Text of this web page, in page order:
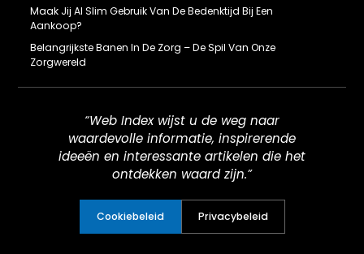
Maak Jij Al Slim Gebruik Van De Bedenktijd Bij Een
Aankoop?
Belangrijkste Banen In De Zorg – De Spil Van Onze
Zorgwereld
“Web Index wijst u de weg naar
waardevolle informatie, inspirerende
ideeën en interessante artikelen die het
ontdekken waard zijn.”
Cookiebeleid Privacybeleid